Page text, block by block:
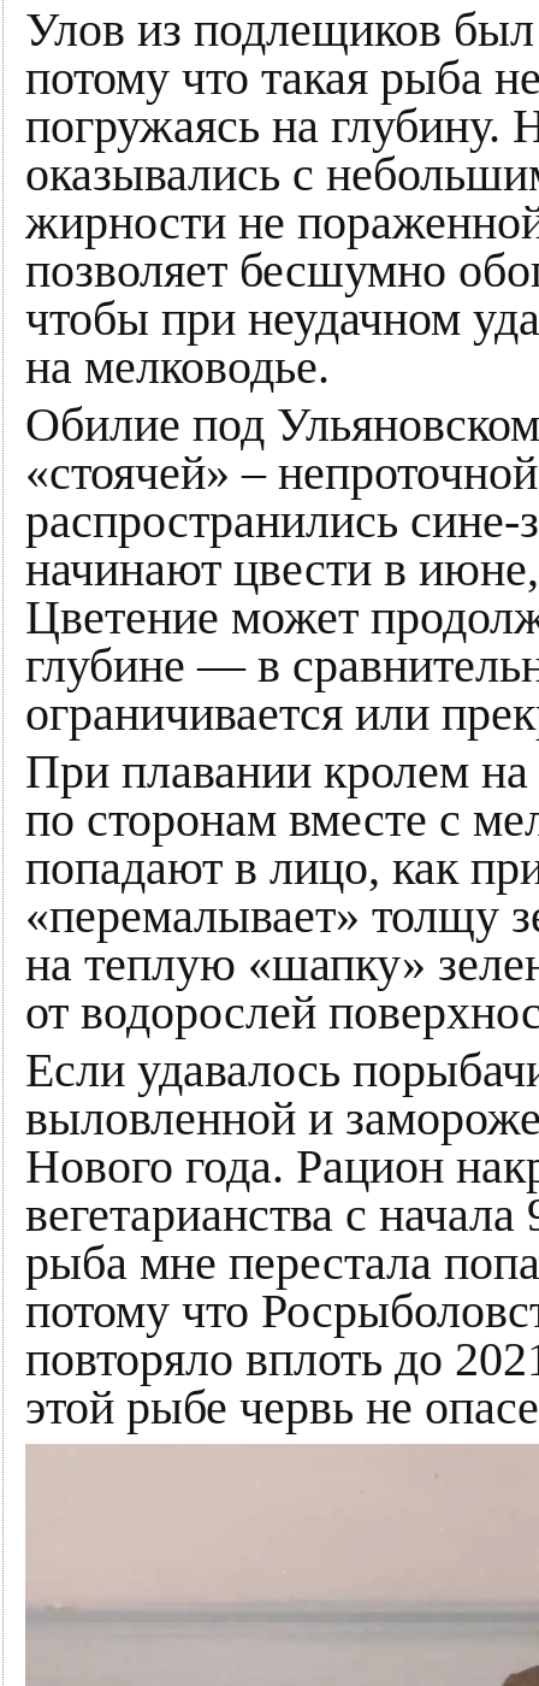
Улов из подлещиков
потому что такая рыба
погружаясь на глубину.
оказывались с
жирности не
позволяет бесшумно
чтобы при неудачном
на мелководье.
Обилие под
«стоячей» –
распространились
начинают цвести в
Цветение может
глубине — в
ограничивается или
При плавании кролем на
по сторонам вместе с
попадают в лицо, как
«перемалывает» толщу
на теплую «шапку»
от водорослей
Если удавалось
выловленной и
Нового года. Рацион
вегетарианства с
рыба мне перестала
потому что
повторяло вплоть до
этой рыбе червь не